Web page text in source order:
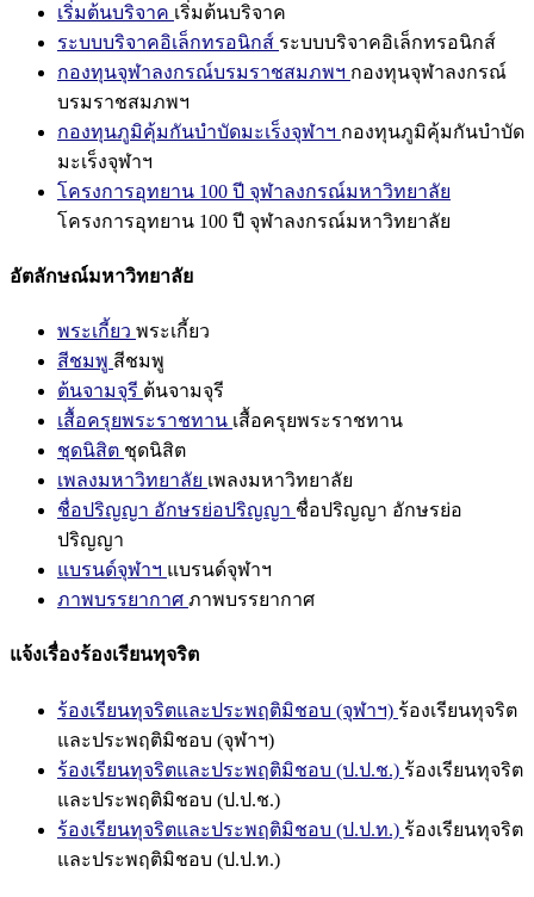
เริ่มต้นบริจาค เริ่มต้นบริจาค
ระบบบริจาคอิเล็กทรอนิกส์ ระบบบริจาคอิเล็กทรอนิกส์
กองทุนจุฬาลงกรณ์บรมราชสมภพฯ กองทุนจุฬาลงกรณ์
บรมราชสมภพฯ
กองทุนภูมิคุ้มกันบำบัดมะเร็งจุฬาฯ กองทุนภูมิคุ้มกันบำบัด
มะเร็งจุฬาฯ
โครงการอุทยาน 100 ปี จุฬาลงกรณ์มหาวิทยาลัย
โครงการอุทยาน 100 ปี จุฬาลงกรณ์มหาวิทยาลัย
อัตลักษณ์มหาวิทยาลัย
พระเกี้ยว พระเกี้ยว
สีชมพู สีชมพู
ต้นจามจุรี ต้นจามจุรี
เสื้อครุยพระราชทาน เสื้อครุยพระราชทาน
ชุดนิสิต ชุดนิสิต
เพลงมหาวิทยาลัย เพลงมหาวิทยาลัย
ชื่อปริญญา อักษรย่อปริญญา ชื่อปริญญา อักษรย่อ
ปริญญา
แบรนด์จุฬาฯ แบรนด์จุฬาฯ
ภาพบรรยากาศ ภาพบรรยากาศ
แจ้งเรื่องร้องเรียนทุจริต
ร้องเรียนทุจริตและประพฤติมิชอบ (จุฬาฯ) ร้องเรียนทุจริต
และประพฤติมิชอบ (จุฬาฯ)
ร้องเรียนทุจริตและประพฤติมิชอบ (ป.ป.ช.) ร้องเรียนทุจริต
และประพฤติมิชอบ (ป.ป.ช.)
ร้องเรียนทุจริตและประพฤติมิชอบ (ป.ป.ท.) ร้องเรียนทุจริต
และประพฤติมิชอบ (ป.ป.ท.)